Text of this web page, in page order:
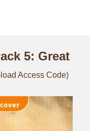
5: Great
Access Code)